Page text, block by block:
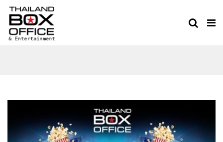
THAILAND BOXOFFICE
TEAM